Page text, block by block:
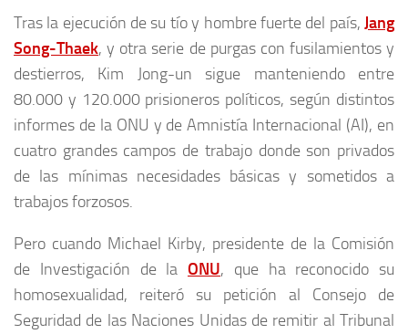
Tras la ejecución de su tío y hombre fuerte del país, Jang
Song-Thaek, y otra serie de purgas con fusilamientos y
destierros, Kim Jong-un sigue manteniendo entre
80.000 y 120.000 prisioneros políticos, según distintos
informes de la ONU y de Amnistía Internacional (AI), en
cuatro grandes campos de trabajo donde son privados
de las mínimas necesidades básicas y sometidos a
trabajos forzosos.
Pero cuando Michael Kirby, presidente de la Comisión
de Investigación de la ONU, que ha reconocido su
homosexualidad, reiteró su petición al Consejo de
Seguridad de las Naciones Unidas de remitir al Tribunal